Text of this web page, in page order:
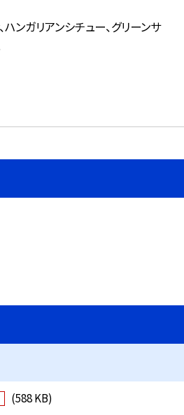
ンガリアンシチュー、グリーンサ
(588 KB)